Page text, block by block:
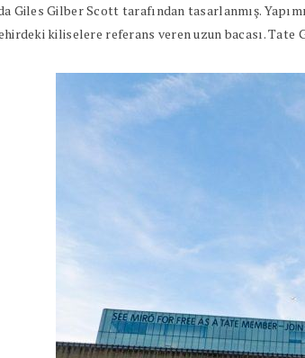
Giles Gilber Scott tarafından tasarlanmış.
kiliselere referans veren uzun bacası.